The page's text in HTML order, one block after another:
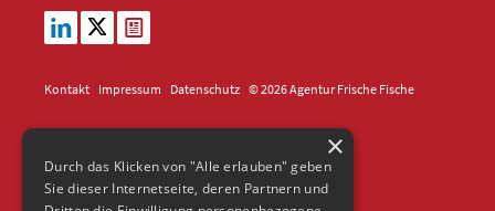
Kontakt Impressum Datenschutz © 2026 Agentur Frische Fische
×
Durch das Klicken von "Alle erlauben" geben
Sie dieser Internetseite, deren Partnern und